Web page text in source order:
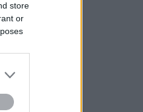
store
or
τους
γραπτή
το